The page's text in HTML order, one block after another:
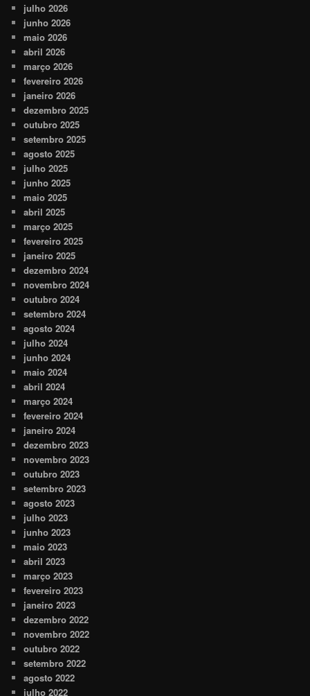
julho 2026
junho 2026
maio 2026
abril 2026
março 2026
fevereiro 2026
janeiro 2026
dezembro 2025
outubro 2025
setembro 2025
agosto 2025
julho 2025
junho 2025
maio 2025
abril 2025
março 2025
fevereiro 2025
janeiro 2025
dezembro 2024
novembro 2024
outubro 2024
setembro 2024
agosto 2024
julho 2024
junho 2024
maio 2024
abril 2024
março 2024
fevereiro 2024
janeiro 2024
dezembro 2023
novembro 2023
outubro 2023
setembro 2023
agosto 2023
julho 2023
junho 2023
maio 2023
abril 2023
março 2023
fevereiro 2023
janeiro 2023
dezembro 2022
novembro 2022
outubro 2022
setembro 2022
agosto 2022
julho 2022